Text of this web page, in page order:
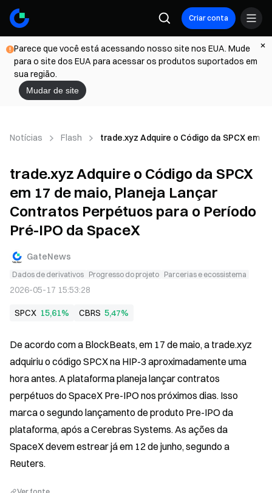
Criar conta
Parece que você está acessando nosso site nos EUA. Mude
para o site dos EUA para acessar os produtos suportados em
sua região.
Mudar de site
Notícias Flash trade.xyz Adquire o Código da SPCX em
trade.xyz Adquire o Código da SPCX
em 17 de maio, Planeja Lançar
Contratos Perpétuos para o Período
Pré-IPO da SpaceX
GateNews
Dados de derivativos Progresso do projeto Parcerias e ecossistema
2026-05-17 15:53:28
SPCX 15,61% CBRS 5,47%
De acordo com a BlockBeats, em 17 de maio, a trade.xyz
adquiriu o código SPCX na HIP-3 aproximadamente uma
hora antes. A plataforma planeja lançar contratos
perpétuos do SpaceX Pre-IPO nos próximos dias. Isso
marca o segundo lançamento de produto Pre-IPO da
plataforma, após a Cerebras Systems. As ações da
SpaceX devem estrear já em 12 de junho, segundo a
Reuters.